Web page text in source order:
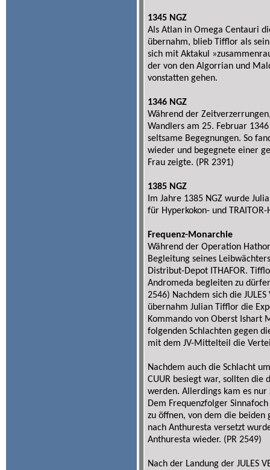
1345 NGZ
Als Atlan in Omega Centauri
übernahm, blieb Tifflor als
sich mit Aktakul
der von den Algorrian und
vonstatten gehen.
1346 NGZ
Während der
Wandlers am 25. Februar
seltsame Begegnungen. So
wieder und begegnete einer
Frau zeigte. (PR 2391)
1385 NGZ
Im Jahre 1385 NGZ wurde
für Hyperkokon- und
Frequenz-Monarchie
Während der Operation
Begleitung seines
Distribut-Depot ITHAFOR.
Andromeda begleiten zu
2546) Nachdem sich die
übernahm Julian Tifflor die
Kommando von Oberst Ishart
folgenden Schlachten gegen
mit dem JV-Mittelteil die
Nachdem auch die Schlacht
CUUR besiegt war, sollten die
werden. Allerdings kam es
Dem Frequenzfolger
zu öffnen, von dem die beiden
nach Anthuresta versetzt
Anthuresta wieder. (PR 2549)
Nach der Landung der JULES